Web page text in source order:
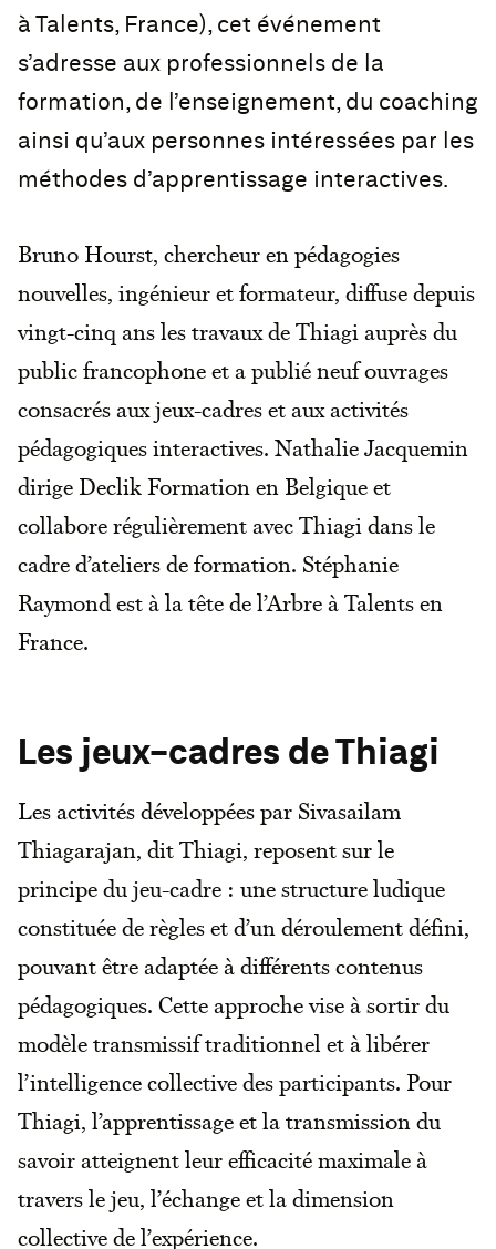
à Talents, France), cet événement
s’adresse aux professionnels de la
formation, de l’enseignement, du coaching
ainsi qu’aux personnes intéressées par les
méthodes d’apprentissage interactives.
Bruno Hourst, chercheur en pédagogies
nouvelles, ingénieur et formateur, diffuse depuis
vingt-cinq ans les travaux de Thiagi auprès du
public francophone et a publié neuf ouvrages
consacrés aux jeux-cadres et aux activités
pédagogiques interactives. Nathalie Jacquemin
dirige Declik Formation en Belgique et
collabore régulièrement avec Thiagi dans le
cadre d’ateliers de formation. Stéphanie
Raymond est à la tête de l’Arbre à Talents en
France.
Les jeux-cadres de Thiagi
Les activités développées par Sivasailam
Thiagarajan, dit Thiagi, reposent sur le
principe du jeu-cadre : une structure ludique
constituée de règles et d’un déroulement défini,
pouvant être adaptée à différents contenus
pédagogiques. Cette approche vise à sortir du
modèle transmissif traditionnel et à libérer
l’intelligence collective des participants. Pour
Thiagi, l’apprentissage et la transmission du
savoir atteignent leur efficacité maximale à
travers le jeu, l’échange et la dimension
collective de l’expérience.